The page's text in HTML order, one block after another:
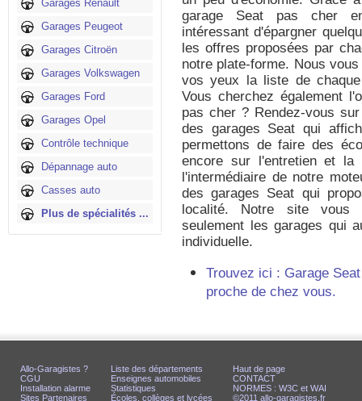
Garages Renault
Garages Peugeot
Garages Citroën
Garages Volkswagen
Garages Ford
Garages Opel
Contrôle technique
Dépannage auto
Casses auto
Plus de spécialités ...
garage Seat pas cher
intéressant d'épargner
les offres proposées par
notre plate-forme. Nous
vos yeux la liste de
Vous cherchez également
pas cher ? Rendez-vous
des garages Seat qui
permettons de faire des
encore sur l'entretien et la
l'intermédiaire de notre
des garages Seat qui
localité. Notre site vous
seulement les garages qui
individuelle.
Trouvez ici : Garage
proche de chez vous.
Allo-Garagistes ?
CGU
Installation alarme
Sites Partenaires
Liste des départements
Enseignes automobiles
Statistiques
Écoles, collèges et lycées
Haut de page
CONTACT
NORMES : W3C et WAI
©2011 allo-garagistes.fr